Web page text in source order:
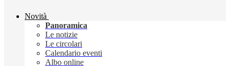
Novità
Panoramica
Le notizie
Le circolari
Calendario eventi
Albo online